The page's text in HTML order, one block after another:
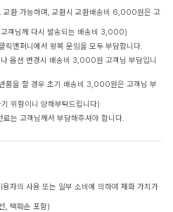
교환 가능하며, 교환시 교환배송비 6,000원은 고
객님께 다시 발송되는 배송비 3,000)
릭앤퍼니에서 왕복 운임을 모두 부담합니다.
옵션 변경시 배송비 3,000원 고객님 부담입니
품을 할 경우 초기 배송비 3,000원은 고객님 부
위함이니 양해부탁드립니다)
는 고객님께서 부담해주셔야 합니다.
자의 사용 또는 일부 소비에 의하여 재화 가치가
, 택훼손 포함)